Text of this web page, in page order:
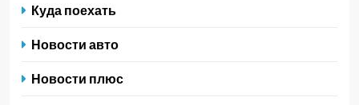
Куда поехать
Новости авто
Новости плюс